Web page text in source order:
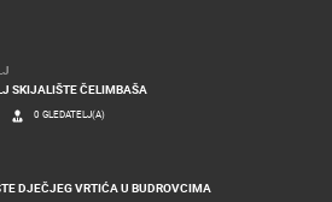
SKIJALIŠTE ČELIMBAŠA
0 GLEDATELJ(A)
DJEČJEG VRTIĆA U BUDROVCIMA